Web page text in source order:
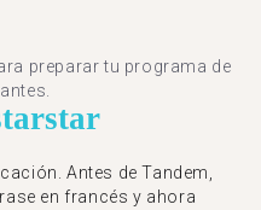
preparar tu programa de
star
Antes de Tandem,
en francés y ahora